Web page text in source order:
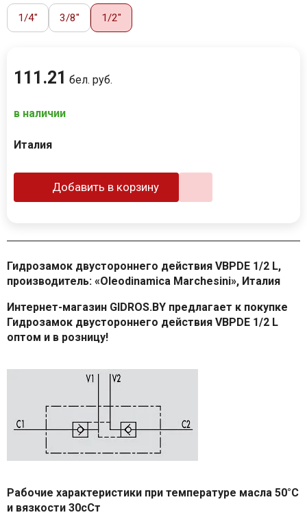
1/4″ 3/8″ 1/2″
111 .21 бел. руб.
в наличии
Италия
Добавить в корзину
Гидрозамок двустороннего действия VBPDE 1/2 L,
производитель: «Oleodinamica Marchesini», Италия
Интернет-магазин GIDROS.BY предлагает к покупке
Гидрозамок двустороннего действия VBPDE 1/2 L
оптом и в розницу!
Рабочие характеристики при температуре масла 50°С
и вязкости 30сСт